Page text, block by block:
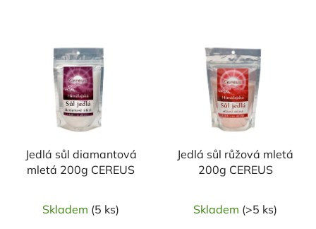
Jedlá sůl diamantová
mletá 200g CEREUS
Skladem (5 ks)
Jedlá sůl růžová mletá
200g CEREUS
Skladem (>5 ks)